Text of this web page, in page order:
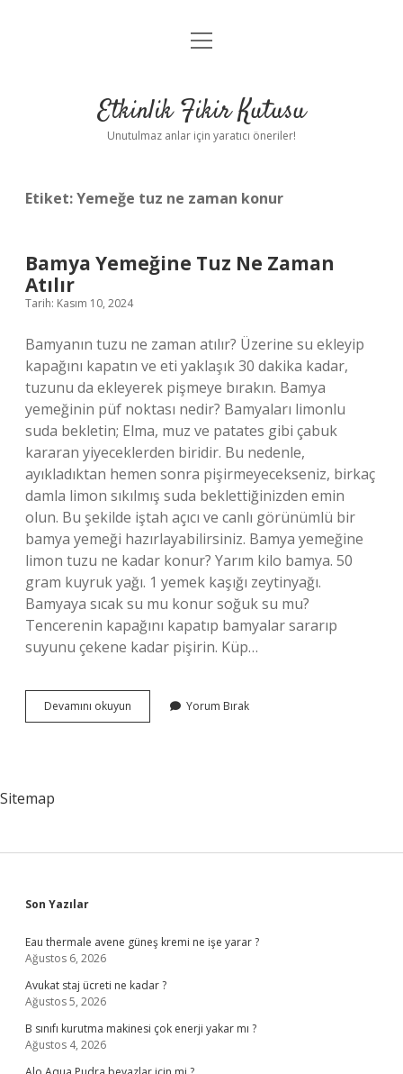
Anasayfa
Yasal Uyarı
menüyü
Etkinlik Fikir Kutusu
Unutulmaz anlar için yaratıcı öneriler!
Etiket:Yemeğe tuz ne zaman konur
Bamya Yemeğine Tuz Ne Zaman
Atılır
Tarih: Kasım 10, 2024
Bamyanın tuzu ne zaman atılır? Üzerine su ekleyip
kapağını kapatın ve eti yaklaşık 30 dakika kadar,
tuzunu da ekleyerek pişmeye bırakın. Bamya
yemeğinin püf noktası nedir? Bamyaları limonlu
suda bekletin; Elma, muz ve patates gibi çabuk
kararan yiyeceklerden biridir. Bu nedenle,
ayıkladıktan hemen sonra pişirmeyecekseniz, birkaç
damla limon sıkılmış suda beklettiğinizden emin
olun. Bu şekilde iştah açıcı ve canlı görünümlü bir
bamya yemeği hazırlayabilirsiniz. Bamya yemeğine
limon tuzu ne kadar konur? Yarım kilo bamya. 50
gram kuyruk yağı. 1 yemek kaşığı zeytinyağı.
Bamyaya sıcak su mu konur soğuk su mu?
Tencerenin kapağını kapatıp bamyalar sararıp
suyunu çekene kadar pişirin. Küp…
Devamını okuyun
Yemeğine
Yorum Bırak
Sitemap
Sidebar
Son Yazılar
Eau thermale avene güneş kremi ne işe yarar ?
Ağustos 6, 2026
Avukat staj ücreti ne kadar ?
Ağustos 5, 2026
B sınıfı kurutma makinesi çok enerji yakar mı ?
Ağustos 4, 2026